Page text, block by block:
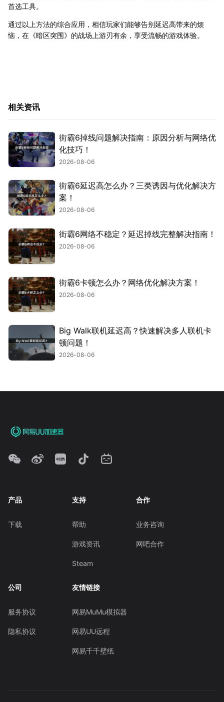
首选工具。
通过以上方法的综合应用，相信玩家们能够告别延迟高带来的烦
恼，在《暗区突围》的战场上游刃有余，享受流畅的游戏体验。
相关资讯
街霸6掉线问题解决指南：原因分析与网络优
化技巧！
2026-08-06
街霸6延迟高怎么办？三类诱因与优化解决方
案！
2026-08-06
街霸6网络不稳定？延迟掉线完整解决指南！
2026-08-06
街霸6卡顿怎么办？网络优化解决方案！
2026-08-06
Big Walk联机延迟高？快速解决多人联机卡
顿问题！
2026-08-06
产品
下载
支持
帮助
游戏资讯
Steam
合作
业务咨询
网吧合作
公司
服务协议
隐私协议
友情链接
网易MuMu模拟器
网易UU远程
网易千千壁纸